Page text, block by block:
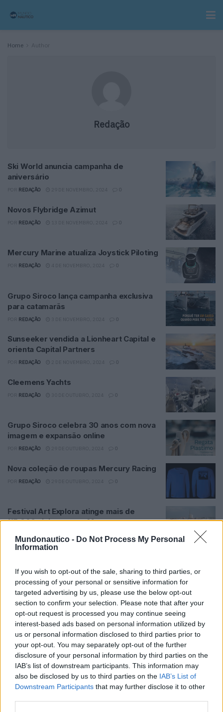
Mundonautico - Do Not Process My Personal
Information
If you wish to opt-out of the sale, sharing to third parties, or
processing of your personal or sensitive information for
targeted advertising by us, please use the below opt-out
section to confirm your selection. Please note that after your
opt-out request is processed you may continue seeing
interest-based ads based on personal information utilized by
us or personal information disclosed to third parties prior to
your opt-out. You may separately opt-out of the further
disclosure of your personal information by third parties on the
IAB’s list of downstream participants. This information may
also be disclosed by us to third parties on the IAB’s List of
Downstream Participants that may further disclose it to other
Home Author
Redação
Ski World anuncia campanha de
aniversário
REDAÇÃO 0
Novos Flybridge Azimut
REDAÇÃO 0
Mercury Marine atualiza Joystick Piloting
REDAÇÃO 0
Grupo Siroco lança campanha exclusiva
para catamarãs
REDAÇÃO 0
Sunseeker vendida a Lionheart Capital e
orienta Capital Partners
REDAÇÃO 0
Cleemens Yachts
REDAÇÃO 0
Grupo Siroco celebra 30 anos com nova
imagem e expansão online
REDAÇÃO 0
Nova coleção de roupas Mercury Racing
REDAÇÃO 0
Festival Art Explora atinge mais de
115.000 visitantes emMarrocos com
POR REDAÇÃO 28 DE OUTUBRO, 2024
REDAÇÃO 25 DE OUTUBRO, 2024 0
… 23 … 45
Tendências Comentários Novidades
Feira Náutica de Setúbal está de regresso